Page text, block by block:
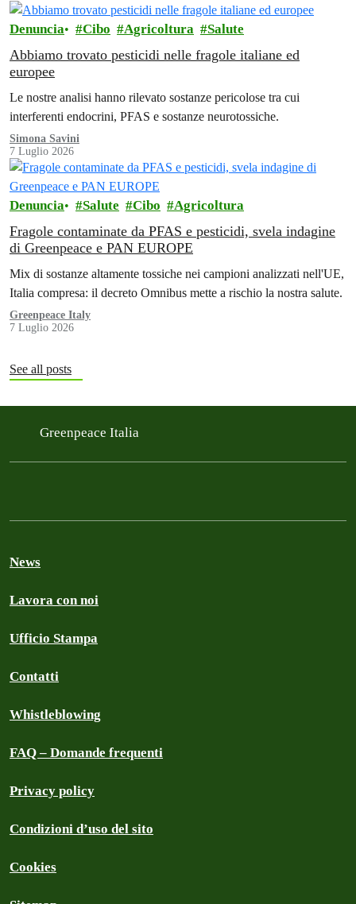
Denuncia Cibo Agricoltura Salute
Abbiamo trovato pesticidi nelle fragole italiane ed
europee
Le nostre analisi hanno rilevato sostanze pericolose tra cui
interferenti endocrini, PFAS e sostanze neurotossiche.
Simona Savini
7 Luglio 2026
Denuncia Salute Cibo Agricoltura
Fragole contaminate da PFAS e pesticidi, svela indagine
di Greenpeace e PAN EUROPE
Mix di sostanze altamente tossiche nei campioni analizzati nell'UE,
Italia compresa: il decreto Omnibus mette a rischio la nostra salute.
Greenpeace Italy
7 Luglio 2026
See all posts
Greenpeace Italia
News
Lavora con noi
Ufficio Stampa
Contatti
Whistleblowing
FAQ – Domande frequenti
Privacy policy
Condizioni d’uso del sito
Cookies